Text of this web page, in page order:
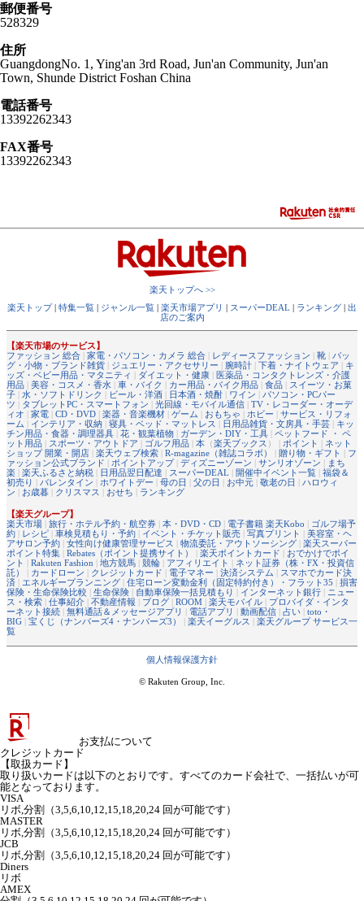
郵便番号
528329
住所
GuangdongNo. 1, Ying'an 3rd Road, Jun'an Community, Jun'an
Town, Shunde District Foshan China
電話番号
13392262343
FAX番号
13392262343
楽天トップへ >>
楽天トップ| 特集一覧 | ジャンル一覧 | 楽天市場アプリ | スーパーDEAL | ランキング | 出
店のご案内
【楽天市場のサービス】
ファッション 総合 | 家電・パソコン・カメラ 総合 | レディースファッション | 靴 | バッ
グ・小物・ブランド雑貨 | ジュエリー・アクセサリー | 腕時計 | 下着・ナイトウェア | キ
ッズ・ベビー用品・マタニティ | ダイエット・健康 | 医薬品・コンタクトレンズ・介護
用品 | 美容・コスメ・香水 | 車・バイク | カー用品・バイク用品 | 食品 | スイーツ・お菓
子 | 水・ソフトドリンク | ビール・洋酒 | 日本酒・焼酎 | ワイン | パソコン・PCパー
ツ | タブレットPC・スマートフォン | 光回線・モバイル通信 | TV・レコーダー・オーデ
ィオ | 家電 | CD・DVD | 楽器・音楽機材 | ゲーム | おもちゃ | ホビー | サービス・リフォ
ーム | インテリア・収納 | 寝具・ベッド・マットレス | 日用品雑貨・文房具・手芸 | キッ
チン用品・食器・調理器具 | 花・観葉植物 | ガーデン・DIY・工具 | ペットフード ・ ペ
ット用品 | スポーツ・アウトドア | ゴルフ用品 | 本 （楽天ブックス ） | ポイント | ネット
ショップ 開業・開店 | 楽天ウェブ検索 | R-magazine（雑誌コラボ） | 贈り物・ギフト | フ
ァッション公式ブランド | ポイントアップ| ディズニーゾーン | サンリオゾーン | まち
楽 | 楽天ふるさと納税 | 日用品翌日配達 | スーパーDEAL | 開催中イベント一覧 | 福袋＆
初売り | バレンタイン | ホワイトデー | 母の日 | 父の日 | お中元 | 敬老の日 | ハロウィ
ン | お歳暮 | クリスマス | おせち | ランキング
【楽天グループ】
楽天市場 | 旅行・ホテル予約・航空券 | 本・DVD・CD | 電子書籍 楽天Kobo | ゴルフ場予
約 | レシピ | 車検見積もり・予約 | イベント・チケット販売 | 写真プリント | 美容室・ヘ
アサロン予約 | 女性向け健康管理サービス | 物流委託・アウトソーシング | 楽天スーパー
ポイント特集 | Rebates（ポイント提携サイト） | 楽天ポイントカード | おでかけでポイ
ント | Rakuten Fashion | 地方競馬 | 競輪 | アフィリエイト | ネット証券（株・FX・投資信
託）
| カードローン | クレジットカード | 電子マネー | 決済システム | スマホでカード決
済 | エネルギープランニング | 住宅ローン変動金利（固定特約付き）・フラット35 | 損害
保険・生命保険比較 | 生命保険 | 自動車保険一括見積もり | インターネット銀行 | ニュー
ス・検索 | 仕事紹介 | 不動産情報 | ブログ | ROOM | 楽天モバイル | プロバイダ・インタ
ーネット接続 | 無料通話＆メッセージアプリ | 電話アプリ | 動画配信 | 占い | toto・
BIG | 宝くじ（ナンバーズ4・ナンバーズ3） | 楽天イーグルス | 楽天グループ サービス一
覧
個人情報保護方針
© Rakuten Group, Inc.
お支払について
クレジットカード
【取扱カード】
取り扱いカードは以下のとおりです。すべてのカード会社で、一括払いが可
能となっております。
VISA
リボ,分割（3,5,6,10,12,15,18,20,24 回が可能です）
MASTER
リボ,分割（3,5,6,10,12,15,18,20,24 回が可能です）
JCB
リボ,分割（3,5,6,10,12,15,18,20,24 回が可能です）
Diners
リボ
AMEX